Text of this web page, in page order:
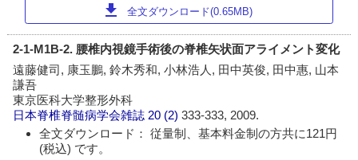
download 全文ダウンロード(0.65MB)
2-1-M1B-2. 腰椎内視鏡手術後の脊椎矢状面アライメント変化
遠藤健司, 康玉鵬, 鈴木秀和, 小林浩人, 田中英俊, 田中惠, 山本
謙吾
東京医科大学整形外科
日本脊椎脊髄病学会雑誌 20 (2)333-333, 2009.
全文ダウンロード： 従量制、基本料金制の方共に121円
(税込) です。